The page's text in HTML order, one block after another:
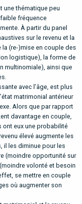
une thématique peu
fréquence
À partir du panel
sur le revenu et la
(re-)mise en couple des
logistique), la forme de
multinomiale), ainsi que
avec l’âge, est plus
matrimonial antérieur
Alors que par rapport
davantage en couple,
ont eux une probabilité
élevé augmente les
il les diminue pour les
(moindre opportunité sur
volonté et besoin
se mettre en couple
où augmenter son